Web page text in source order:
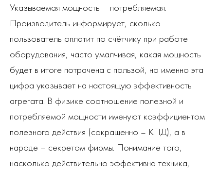
Указываемая мощность – потребляемая.
Производитель информирует, сколько
пользователь оплатит по счётчику при работе
оборудования, часто умалчивая, какая мощность
будет в итоге потрачена с пользой, но именно эта
цифра указывает на настоящую эффективность
агрегата. В физике соотношение полезной и
потребляемой мощности именуют коэффициентом
полезного действия (сокращенно – КПД), а в
народе – секретом фирмы. Понимание того,
насколько действительно эффективна техника,